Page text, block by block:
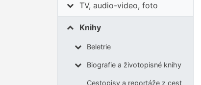
TV, audio-video, foto
Knihy
Beletrie
Biografie a životopisné knihy
Cestopisy a reportáže z cest